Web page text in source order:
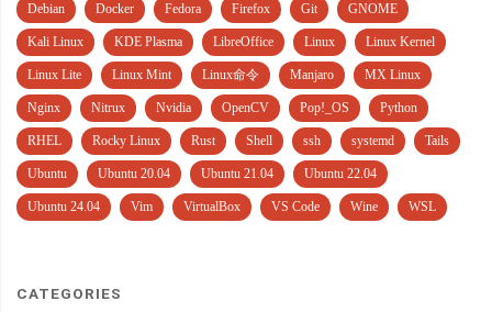
Debian Docker Fedora Firefox Git GNOME
Kali Linux KDE Plasma LibreOffice Linux Linux Kernel
Linux Lite Linux Mint Linux命令 Manjaro MX Linux
Nginx Nitrux Nvidia OpenCV Pop!_OS Python
RHEL Rocky Linux Rust Shell ssh systemd Tails
Ubuntu Ubuntu 20.04 Ubuntu 21.04 Ubuntu 22.04
Ubuntu 24.04 Vim VirtualBox VS Code Wine WSL
CATEGORIES